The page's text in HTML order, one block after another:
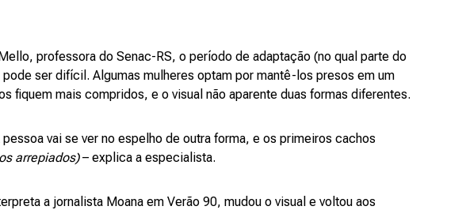
professora do Senac-RS, o período de adaptação (no qual parte do
ser difícil. Algumas mulheres optam por mantê-los presos em um
fiquem mais compridos, e o visual não aparente duas formas diferentes.
pessoa vai se ver no espelho de outra forma, e os primeiros cachos
arrepiados)– explica a especialista.
a jornalista Moana em Verão 90, mudou o visual e voltou aos